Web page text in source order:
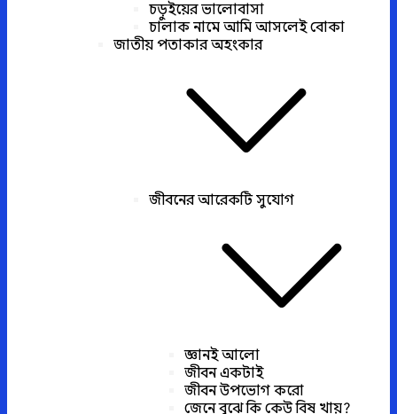
চড়ুইয়ের ভালোবাসা
চালাক নামে আমি আসলেই বোকা
জাতীয় পতাকার অহংকার
জীবনের আরেকটি সুযোগ
জ্ঞানই আলো
জীবন একটাই
জীবন উপভোগ করো
জেনে বুঝে কি কেউ বিষ খায়?